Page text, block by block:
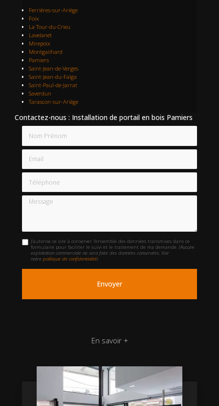
Ferrières-sur-Ariège
Foix
La Tour-du-Crieu
Lavelanet
Mirepoix
Montgailhard
Pamiers
Saint-Jean-de-Verges
Saint-Jean-du-Falga
Saint-Paul-de-Jarrat
Saverdun
Tarascon-sur-Ariège
Contactez-nous : Installation de portail en bois Pamiers
Email
Téléphone
Message
J'autorise ce site à conserver l'ensemble des données transmises dans ce
formulaire pour faciliter le suivi et le traitement de ma demande.(Aucune
exploitation commerciale ne sera faite des données conservées. Voir
notrepolitique de confidentialité)
En savoir +